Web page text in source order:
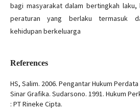
bagi masyarakat dalam bertingkah
peraturan yang berlaku termasuk
kehidupan berkeluarga
References
HS, Salim. 2006. Pengantar Hukum
Sinar Grafika. Sudarsono. 1991. Hukum
: PT Rineke Cipta.